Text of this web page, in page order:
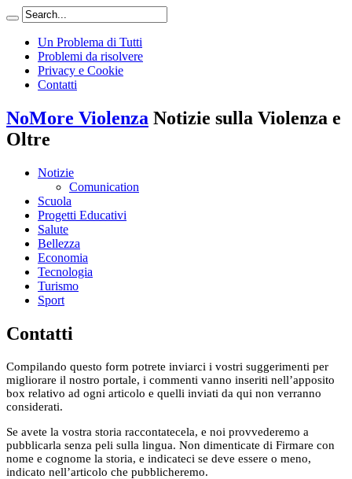
Un Problema di Tutti
Problemi da risolvere
Privacy e Cookie
Contatti
NoMore Violenza Notizie sulla Violenza e
Oltre
Notizie
Comunication
Scuola
Progetti Educativi
Salute
Bellezza
Economia
Tecnologia
Turismo
Sport
Contatti
Compilando questo form potrete inviarci i vostri suggerimenti per
migliorare il nostro portale, i commenti vanno inseriti nell’apposito
box relativo ad ogni articolo e quelli inviati da qui non verranno
considerati.
Se avete la vostra storia raccontatecela, e noi provvederemo a
pubblicarla senza peli sulla lingua. Non dimenticate di Firmare con
nome e cognome la storia, e indicateci se deve essere o meno,
indicato nell’articolo che pubblicheremo.